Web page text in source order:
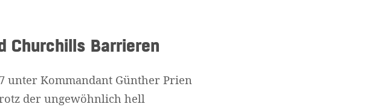
Churchills Barrieren
unter Kommandant Günther Prien
der ungewöhnlich hell